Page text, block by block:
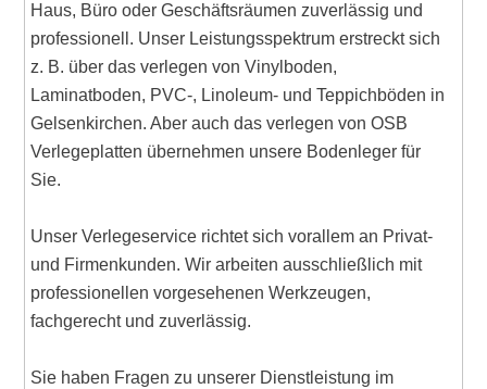
Haus, Büro oder Geschäftsräumen zuverlässig und
professionell. Unser Leistungsspektrum erstreckt sich
z. B. über das verlegen von Vinylboden,
Laminatboden, PVC-, Linoleum- und Teppichböden in
Gelsenkirchen. Aber auch das verlegen von OSB
Verlegeplatten übernehmen unsere Bodenleger für
Sie.
Unser Verlegeservice richtet sich vorallem an Privat-
und Firmenkunden. Wir arbeiten ausschließlich mit
professionellen vorgesehenen Werkzeugen,
fachgerecht und zuverlässig.
Sie haben Fragen zu unserer Dienstleistung im